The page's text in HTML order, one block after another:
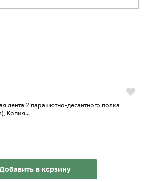
лента 2 парашютно-десантного полка
Копия...
Добавить в корзину